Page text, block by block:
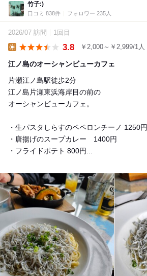
竹子:)
口コミ 838件 フォロワー 235人
2026/07 訪問 1回目
3.8 ￥2,000～￥2,999/1人
江ノ島のオーシャンビューカフェ
片瀬江ノ島駅徒歩2分
江ノ島片瀬東浜海岸目の前の
オーシャンビューカフェ。
・生パスタしらすのペペロンチーノ 1250円
・唐揚げのスープカレー 1400円
・フライドポテト 800円...